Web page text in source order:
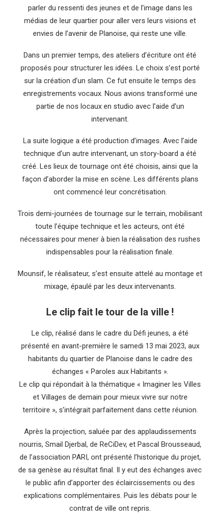
parler du ressenti des jeunes et de l’image dans les
médias de leur quartier pour aller vers leurs visions et
envies de l’avenir de Planoise, qui reste une ville.
Dans un premier temps, des ateliers d’écriture ont été
proposés pour structurer les idées. Le choix s’est porté
sur la création d’un slam. Ce fut ensuite le temps des
enregistrements vocaux. Nous avions transformé une
partie de nos locaux en studio avec l’aide d’un
intervenant.
La suite logique a été production d’images. Avec l’aide
technique d’un autre intervenant, un story-board a été
créé. Les lieux de tournage ont été choisis, ainsi que la
façon d’aborder la mise en scène. Les différents plans
ont commencé leur concrétisation.
Trois demi-journées de tournage sur le terrain, mobilisant
toute l’équipe technique et les acteurs, ont été
nécessaires pour mener à bien la réalisation des rushes
indispensables pour la réalisation finale.
Mounsif, le réalisateur, s’est ensuite attelé au montage et
mixage, épaulé par les deux intervenants.
Le clip fait le tour de la ville !
Le clip, réalisé dans le cadre du Défi jeunes, a été
présenté en avant-première le samedi 13 mai 2023, aux
habitants du quartier de Planoise dans le cadre des
échanges « Paroles aux Habitants ».
Le clip qui répondait à la thématique « Imaginer les Villes
et Villages de demain pour mieux vivre sur notre
territoire », s’intégrait parfaitement dans cette réunion.
Après la projection, saluée par des applaudissements
nourris, Smail Djerbal, de ReCiDev, et Pascal Brousseaud,
de l’association PARI, ont présenté l’historique du projet,
de sa genèse au résultat final. Il y eut des échanges avec
le public afin d’apporter des éclaircissements ou des
explications complémentaires. Puis les débats pour le
contrat de ville ont repris.